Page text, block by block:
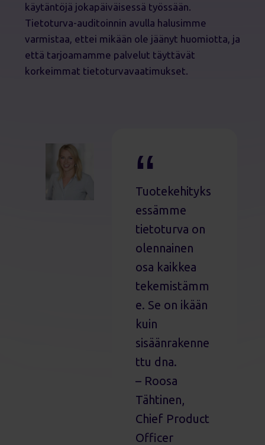
käytäntöjä jokapäiväisessä työssään.
Tietoturva-auditoinnin avulla halusimme
varmistaa, ettei mikään ole jäänyt huomiotta, ja
että tarjoamamme palvelut täyttävät
korkeimmat tietoturvavaatimukset.
Tuotekehityks
essämme
tietoturva on
olennainen
osa kaikkea
tekemistämm
e. Se on ikään
kuin
sisäänrakenne
ttu dna.
– Roosa
Tähtinen,
Chief Product
Officer